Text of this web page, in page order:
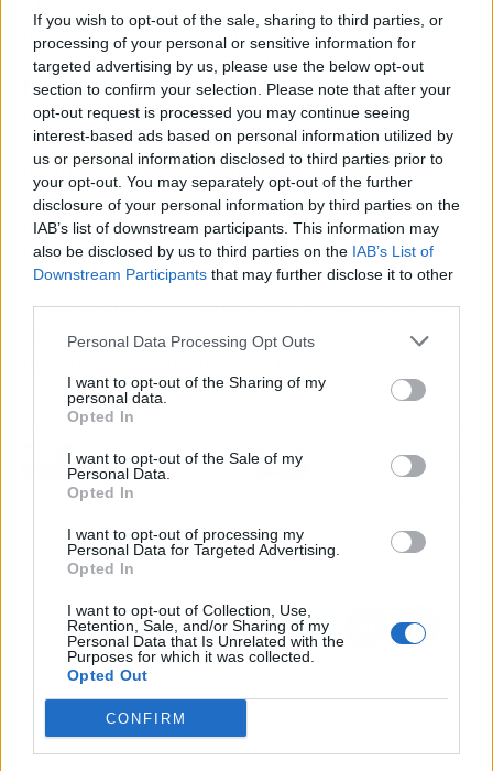
If you wish to opt-out of the sale, sharing to third parties, or
processing of your personal or sensitive information for
targeted advertising by us, please use the below opt-out
section to confirm your selection. Please note that after your
opt-out request is processed you may continue seeing
interest-based ads based on personal information utilized by
us or personal information disclosed to third parties prior to
your opt-out. You may separately opt-out of the further
disclosure of your personal information by third parties on the
IAB’s list of downstream participants. This information may
also be disclosed by us to third parties on the IAB’s List of
Downstream Participants that may further disclose it to other
Personal Data Processing Opt Outs
I want to opt-out of the Sharing of my
personal data.
Opted In
I want to opt-out of the Sale of my
Personal Data.
Opted In
I want to opt-out of processing my
Personal Data for Targeted Advertising.
Opted In
I want to opt-out of Collection, Use,
Retention, Sale, and/or Sharing of my
Personal Data that Is Unrelated with the
Purposes for which it was collected.
Opted Out
CONFIRM
inversión Serie A de 5 millones de euros
representa un momentocrucial para
Hotelverse, brindándole los recursos
necesarios para acelerar su desarrollo
tecnológico, expandir su presencia
internacional y consolidar su posición como un
actor clave en la transformación digital de la
industria hotelera. La participación de
inversores estratégicos y el apoyo institucional
a través de fondos europeos respaldan el
compromiso de la startup con la innovación y la
adopción de tecnologías disruptivas que
Artículo anterior
Viajeros de alta
velocidad suben un 21%
entre abril y junio y
por bajada precios
Movilización masiva en
Madrid: Trabajadores